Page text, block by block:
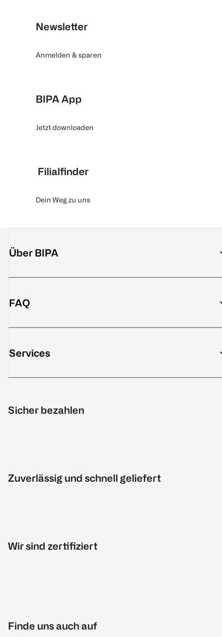
Newsletter
Anmelden & sparen
BIPA App
Jetzt downloaden
Filialfinder
Dein Weg zu uns
Über BIPA
FAQ
Services
Sicher bezahlen
Zuverlässig und schnell geliefert
Wir sind zertifiziert
Finde uns auch auf